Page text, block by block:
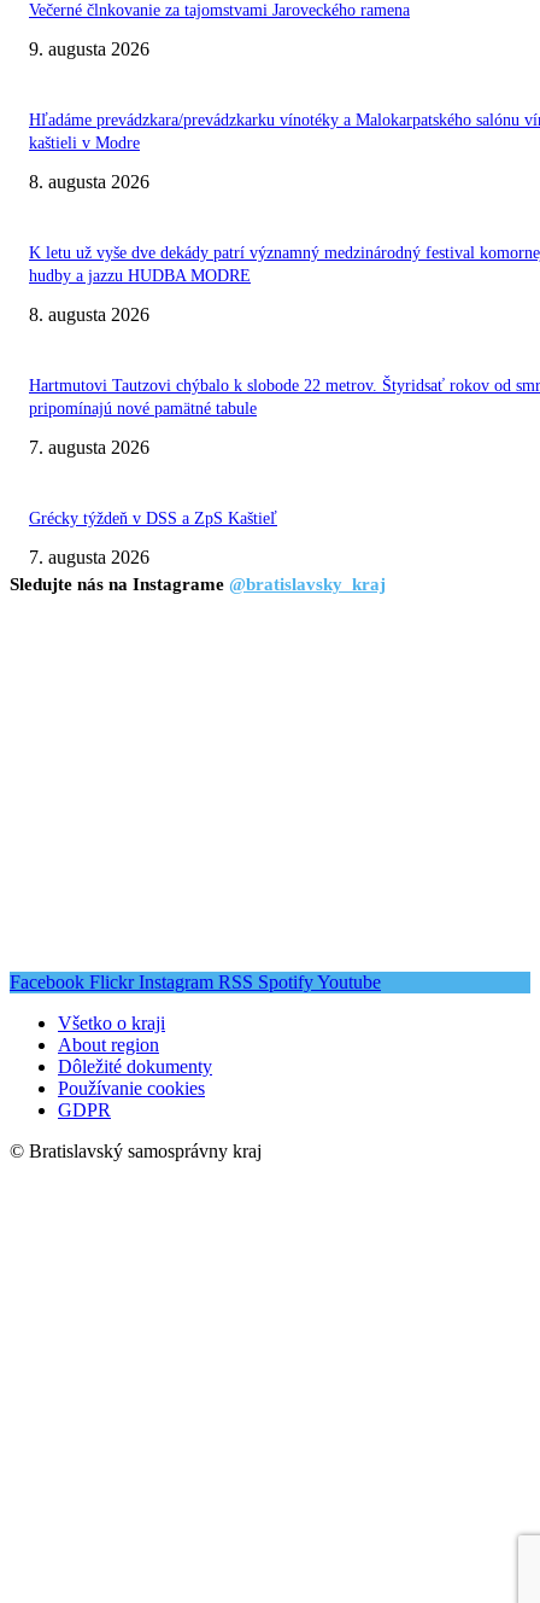
Večerné člnkovanie za tajomstvami Jaroveckého ramena
9. augusta 2026
Hľadáme prevádzkara/prevádzkarku vínotéky a Malokarpatského salónu
kaštieli v Modre
8. augusta 2026
K letu už vyše dve dekády patrí významný medzinárodný festival
hudby a jazzu HUDBA MODRE
8. augusta 2026
Hartmutovi Tautzovi chýbalo k slobode 22 metrov. Štyridsať rokov od
pripomínajú nové pamätné tabule
7. augusta 2026
Grécky týždeň v DSS a ZpS Kaštieľ
7. augusta 2026
Sledujte nás na Instagrame @bratislavsky_kraj
Facebook Flickr Instagram RSS SpotifyYoutube
Všetko o kraji
About region
Dôležité dokumenty
Používanie cookies
GDPR
© Bratislavský samosprávny kraj